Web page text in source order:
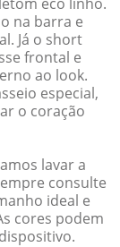
na barra e
Já o short
frontal e
ao look.
especial,
o coração
lavar a
consulte
ideal e
cores podem